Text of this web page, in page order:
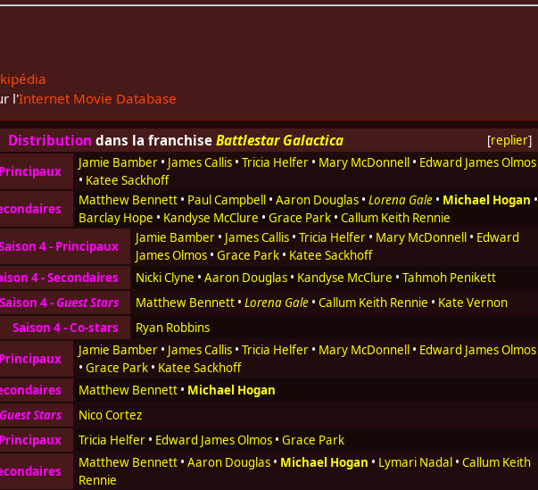
l'Internet Movie Database
[replier]
Distribution dans la franchise Battlestar Galactica
Principaux
Jamie Bamber• James Callis• Tricia Helfer• Mary McDonnell• Edward James Olmos
• Katee Sackhoff
Matthew Bennett• Paul Campbell• Aaron Douglas• Lorena Gale• Michael Hogan •
Barclay Hope • Kandyse McClure • Grace Park• Callum Keith Rennie
4 - Principaux
Jamie Bamber• James Callis• Tricia Helfer• Mary McDonnell• Edward
James Olmos• Grace Park• Katee Sackhoff
4 - Secondaires
Nicki Clyne • Aaron Douglas• Kandyse McClure • Tahmoh Penikett
Saison 4 -Guest Stars Matthew Bennett• Lorena Gale• Callum Keith Rennie • Kate Vernon
Saison 4 - Co-stars
Ryan Robbins
Principaux
Jamie Bamber• James Callis• Tricia Helfer• Mary McDonnell• Edward James Olmos
• Grace Park• Katee Sackhoff
Matthew Bennett• Michael Hogan
Guest Stars
Nico Cortez
Principaux Tricia Helfer• Edward James Olmos• Grace Park
Matthew Bennett• Aaron Douglas• Michael Hogan • Lymari Nadal• Callum Keith
Rennie